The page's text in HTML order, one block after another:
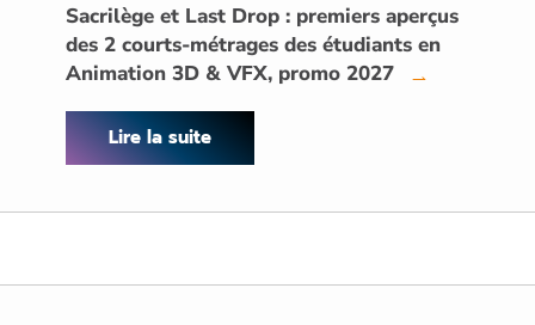
Sacrilège et Last Drop : premiers aperçus
des 2 courts-métrages des étudiants en
Animation 3D & VFX, promo 2027
→
Lire la suite